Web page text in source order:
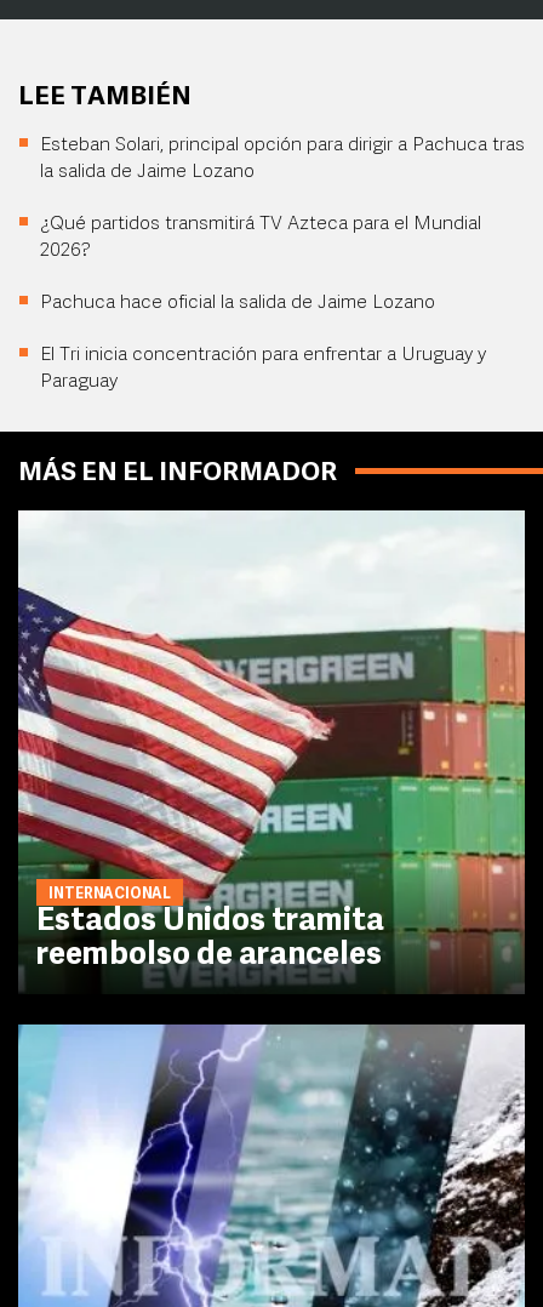
LEE TAMBIÉN
Esteban Solari, principal opción para dirigir a Pachuca tras
la salida de Jaime Lozano
¿Qué partidos transmitirá TV Azteca para el Mundial
2026?
Pachuca hace oficial la salida de Jaime Lozano
El Tri inicia concentración para enfrentar a Uruguay y
Paraguay
MÁS EN EL INFORMADOR
INTERNACIONAL
Estados Unidos tramita
reembolso de aranceles